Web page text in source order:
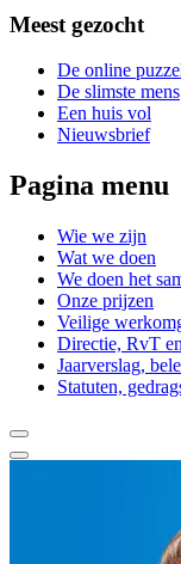
Meest gezocht
De online
De slimste mens
Een huis vol
Nieuwsbrief
Pagina menu
Wie we zijn
Wat we doen
We doen het
Onze prijzen
Veilige
Directie, RvT
Jaarverslag,
Statuten,